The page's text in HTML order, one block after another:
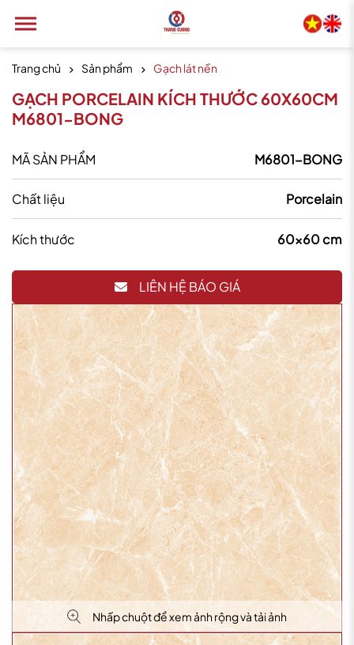
Trang chủ Sản phẩm Gạch lát nền
Nhấp chuột để xem ảnh rộng và tải ảnh
GẠCH PORCELAIN KÍCH THƯỚC 60X60CM
M6801-BONG
MÃ SẢN PHẨM M6801-BONG
Chất liệu Porcelain
Kích thước 60x60 cm
LIÊN HỆ BÁO GIÁ